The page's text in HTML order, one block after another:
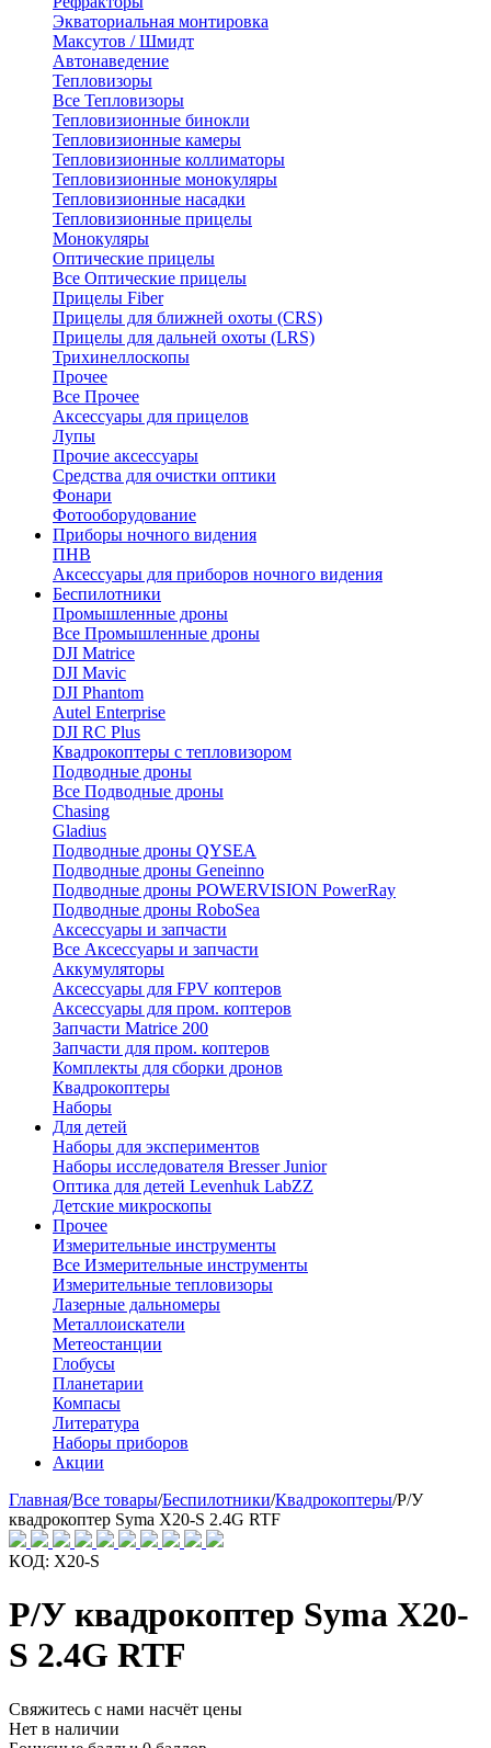
Экваториальная монтировка
Максутов / Шмидт
Автонаведение
Тепловизоры
Все Тепловизоры
Тепловизионные бинокли
Тепловизионные камеры
Тепловизионные коллиматоры
Тепловизионные монокуляры
Тепловизионные насадки
Тепловизионные прицелы
Монокуляры
Оптические прицелы
Все Оптические прицелы
Прицелы Fiber
Прицелы для ближней охоты (CRS)
Прицелы для дальней охоты (LRS)
Трихинеллоскопы
Прочее
Все Прочее
Аксессуары для прицелов
Лупы
Прочие аксессуары
Средства для очистки оптики
Фонари
Фотооборудование
Приборы ночного видения
ПНВ
Аксессуары для приборов ночного видения
Беспилотники
Промышленные дроны
Все Промышленные дроны
DJI Matrice
DJI Mavic
DJI Phantom
Autel Enterprise
DJI RC Plus
Квадрокоптеры с тепловизором
Подводные дроны
Все Подводные дроны
Chasing
Gladius
Подводные дроны QYSEA
Подводные дроны Geneinno
Подводные дроны POWERVISION PowerRay
Подводные дроны RoboSea
Аксессуары и запчасти
Все Аксессуары и запчасти
Аккумуляторы
Аксессуары для FPV коптеров
Аксессуары для пром. коптеров
Запчасти Matrice 200
Запчасти для пром. коптеров
Комплекты для сборки дронов
Квадрокоптеры
Наборы
Для детей
Наборы для экспериментов
Наборы исследователя Bresser Junior
Оптика для детей Levenhuk LabZZ
Детские микроскопы
Прочее
Измерительные инструменты
Все Измерительные инструменты
Измерительные тепловизоры
Лазерные дальномеры
Металлоискатели
Метеостанции
Глобусы
Планетарии
Компасы
Литература
Наборы приборов
Акции
Главная/Все товары/Беспилотники/Квадрокоптеры/Р/У
квадрокоптер Syma X20-S 2.4G RTF
КОД: X20-S
Р/У квадрокоптер Syma X20-
S 2.4G RTF
Свяжитесь с нами насчёт цены
Нет в наличии